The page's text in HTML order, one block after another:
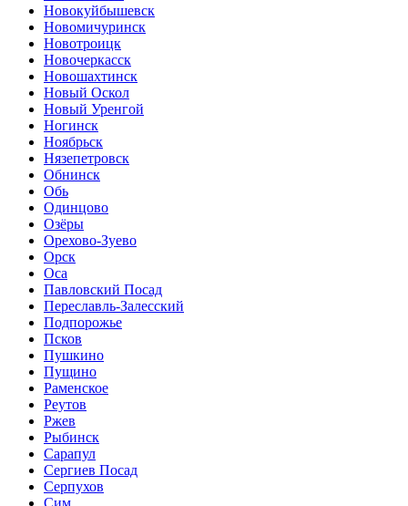
Новокуйбышевск
Новомичуринск
Новотроицк
Новочеркасск
Новошахтинск
Новый Оскол
Новый Уренгой
Ногинск
Ноябрьск
Нязепетровск
Обнинск
Обь
Одинцово
Озёры
Орехово-Зуево
Орск
Оса
Павловский Посад
Переславль-Залесский
Подпорожье
Псков
Пушкино
Пущино
Раменское
Реутов
Ржев
Рыбинск
Сарапул
Сергиев Посад
Серпухов
Сим